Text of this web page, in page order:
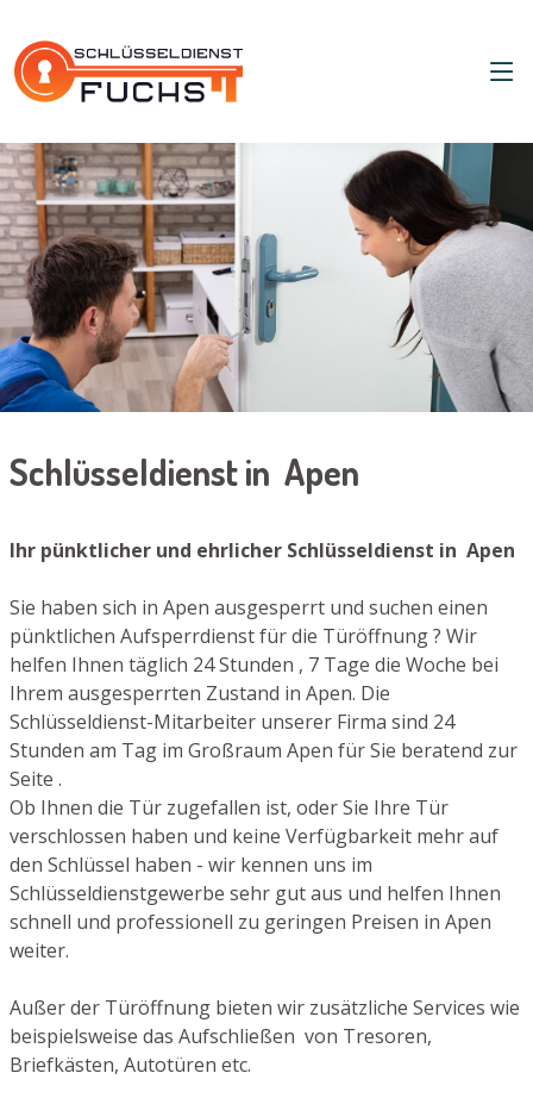
Schlüsseldienst in Apen
Ihr pünktlicher und ehrlicher Schlüsseldienst in Apen
Sie haben sich in Apen ausgesperrt und suchen einen
pünktlichen Aufsperrdienst für die Türöffnung ? Wir
helfen Ihnen täglich 24 Stunden , 7 Tage die Woche bei
Ihrem ausgesperrten Zustand in Apen. Die
Schlüsseldienst-Mitarbeiter unserer Firma sind 24
Stunden am Tag im Großraum Apen für Sie beratend zur
Seite .
Ob Ihnen die Tür zugefallen ist, oder Sie Ihre Tür
verschlossen haben und keine Verfügbarkeit mehr auf
den Schlüssel haben - wir kennen uns im
Schlüsseldienstgewerbe sehr gut aus und helfen Ihnen
schnell und professionell zu geringen Preisen in Apen
weiter.
Außer der Türöffnung bieten wir zusätzliche Services wie
beispielsweise das Aufschließen von Tresoren,
Briefkästen, Autotüren etc.